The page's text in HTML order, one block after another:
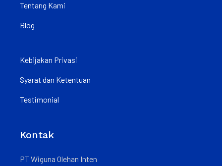
Tentang Kami
Blog
Kebijakan Privasi
Syarat dan Ketentuan
Testimonial
Kontak
PT Wiguna Olehan Inten